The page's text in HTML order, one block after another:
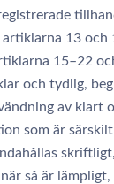
13 och
15–22
och tydlig,
av klart
som är
så är